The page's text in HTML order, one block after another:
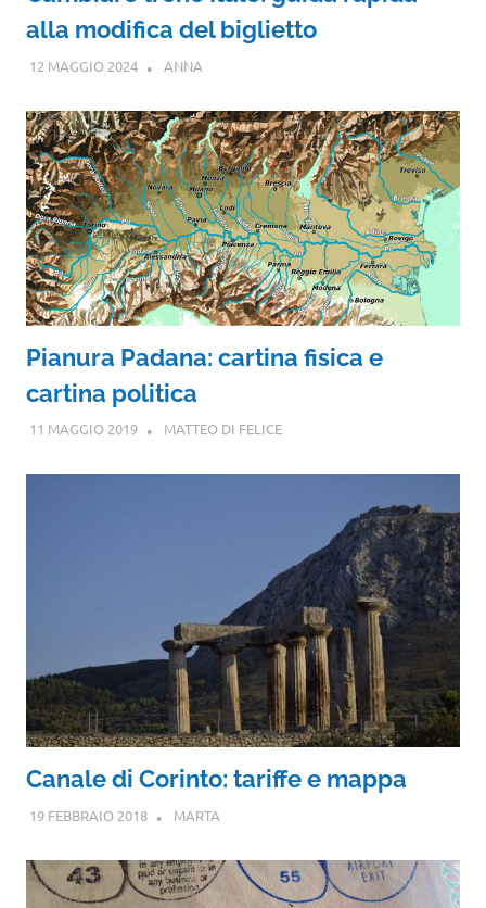
alla modifica del biglietto
12 MAGGIO 2024 ANNA
Pianura Padana: cartina fisica e
cartina politica
11 MAGGIO 2019 MATTEO DI FELICE
Canale di Corinto: tariffe e mappa
19 FEBBRAIO 2018 MARTA